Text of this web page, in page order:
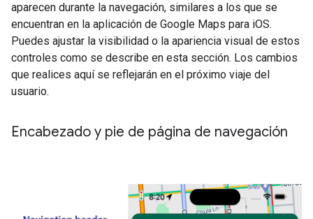
aparecen durante la navegación, similares a los que se
encuentran en la aplicación de Google Maps para iOS.
Puedes ajustar la visibilidad o la apariencia visual de estos
controles como se describe en esta sección. Los cambios
que realices aquí se reflejarán en el próximo viaje del
usuario.
Encabezado y pie de página de navegación